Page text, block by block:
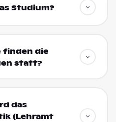
Studium?
finden die
statt?
das
(Lehramt